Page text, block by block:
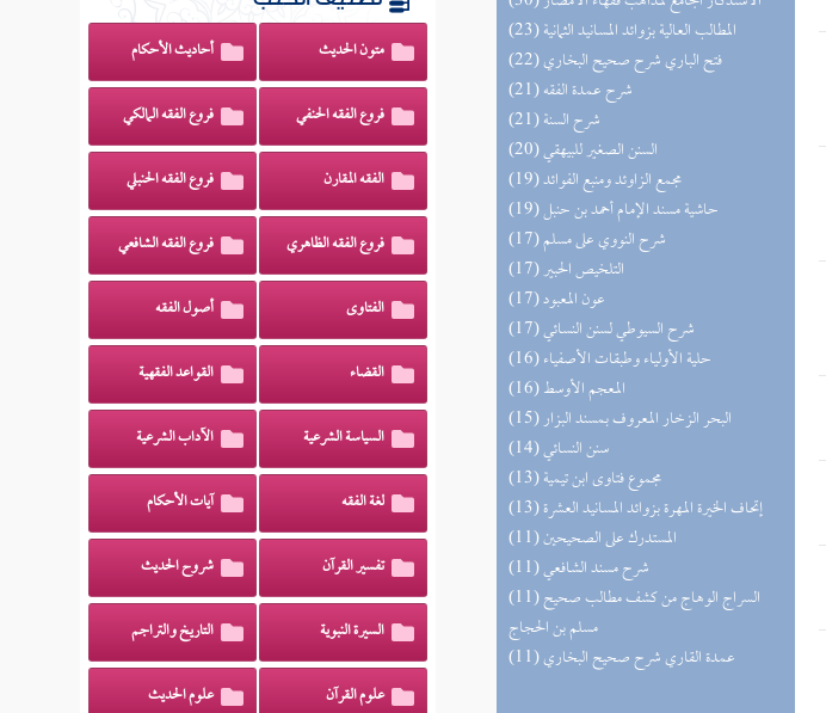
(23) المطالب العالية بزوائد المسانيد الثمانية
(22) فتح الباري شرح صحيح البخاري
(21) شرح عمدة الفقه
(21) شرح السنة
(20) السنن الصغير للبيهقي
(19) مجمع الزاوئد ومنبع الفوائد
(19) حاشية مسند الإمام أحمد بن حنبل
(17) شرح النووي على مسلم
(17) التلخيص الحبير
(17) عون المعبود
(17) شرح السيوطي لسنن النسائي
(16) حلية الأولياء وطبقات الأصفياء
(16) المعجم الأوسط
(15) البحر الزخار المعروف بمسند البزار
(14) سنن النسائي
(13) مجموع فتاوى ابن تيمية
(13) إتحاف الخيرة المهرة بزوائد المسانيد العشرة
(11) المستدرك على الصحيحين
(11) شرح مسند الشافعي
(11) السراج الوهاج من كشف مطالب صحيح
مسلم بن الحجاج
(11) عمدة القاري شرح صحيح البخاري
متون الحديث أحاديث الأحكام
فروع الفقه الحنفي فروع الفقه المالكي
الفقه المقارن فروع الفقه الحنبلي
فروع الفقه الظاهري فروع الفقه الشافعي
الفتاوى أصول الفقه
القضاء القواعد الفقهية
السياسة الشرعية الآداب الشرعية
لغة الفقه آيات الأحكام
تفسير القرآن شروح الحديث
السيرة النبوية التاريخ والتراجم
علوم القرآن علوم الحديث